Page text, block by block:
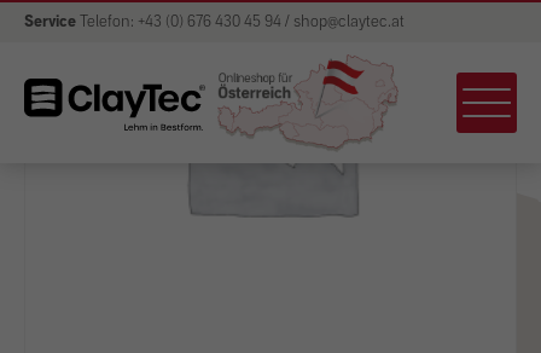
Service Telefon: +43 (0) 676 430 45 94 / shop@claytec.at